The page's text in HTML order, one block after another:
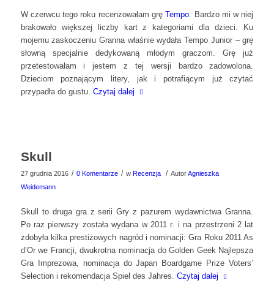
W czerwcu tego roku recenzowałam gręTempo. Bardzo mi w niej
brakowało większej liczby kart z kategoriami dla dzieci. Ku
mojemu zaskoczeniu Granna właśnie wydała Tempo Junior – grę
słowną specjalnie dedykowaną młodym graczom. Grę już
przetestowałam i jestem z tej wersji bardzo zadowolona.
Dzieciom poznającym litery, jak i potrafiącym już czytać
przypadła do gustu. Czytaj dalej
Skull
27 grudnia 2016 / 0 Komentarze / w Recenzja / AutorAgnieszka
Weidemann
Skull to druga gra z serii Gry z pazurem wydawnictwa Granna.
Po raz pierwszy została wydana w 2011 r. i na przestrzeni 2 lat
zdobyła kilka prestiżowych nagród i nominacji: Gra Roku 2011 As
d’Or we Francji, dwukrotna nominacja do Golden Geek Najlepsza
Gra Imprezowa, nominacja do Japan Boardgame Prize Voters’
Selection i rekomendacja Spiel des Jahres. Czytaj dalej